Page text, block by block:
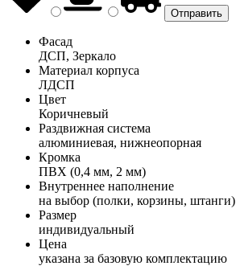
Фасад
ДСП, Зеркало
Материал корпуса
ЛДСП
Цвет
Коричневый
Раздвижная система
алюминиевая, нижнеопорная
Кромка
ПВХ (0,4 мм, 2 мм)
Внутреннее наполнение
на выбор (полки, корзины, штанги)
Размер
индивидуальный
Цена
указана за базовую комплектацию